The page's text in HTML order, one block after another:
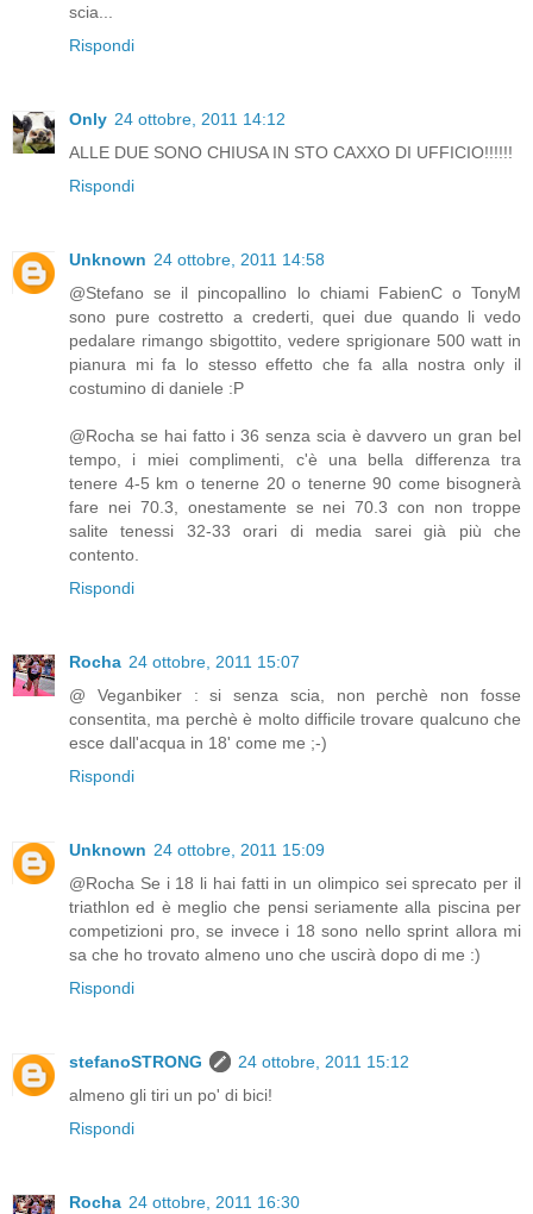
scia...
Rispondi
Only 24 ottobre, 2011 14:12
ALLE DUE SONO CHIUSA IN STO CAXXO DI UFFICIO!!!!!!
Rispondi
Unknown 24 ottobre, 2011 14:58
@Stefano se il pincopallino lo chiami FabienC o TonyM
sono pure costretto a crederti, quei due quando li vedo
pedalare rimango sbigottito, vedere sprigionare 500 watt in
pianura mi fa lo stesso effetto che fa alla nostra only il
costumino di daniele :P
@Rocha se hai fatto i 36 senza scia è davvero un gran bel
tempo, i miei complimenti, c'è una bella differenza tra
tenere 4-5 km o tenerne 20 o tenerne 90 come bisognerà
fare nei 70.3, onestamente se nei 70.3 con non troppe
salite tenessi 32-33 orari di media sarei già più che
contento.
Rispondi
Rocha 24 ottobre, 2011 15:07
@ Veganbiker : si senza scia, non perchè non fosse
consentita, ma perchè è molto difficile trovare qualcuno che
esce dall'acqua in 18' come me ;-)
Rispondi
Unknown 24 ottobre, 2011 15:09
@Rocha Se i 18 li hai fatti in un olimpico sei sprecato per il
triathlon ed è meglio che pensi seriamente alla piscina per
competizioni pro, se invece i 18 sono nello sprint allora mi
sa che ho trovato almeno uno che uscirà dopo di me :)
Rispondi
stefanoSTRONG
24 ottobre, 2011 15:12
almeno gli tiri un po' di bici!
Rispondi
Rocha 24 ottobre, 2011 16:30